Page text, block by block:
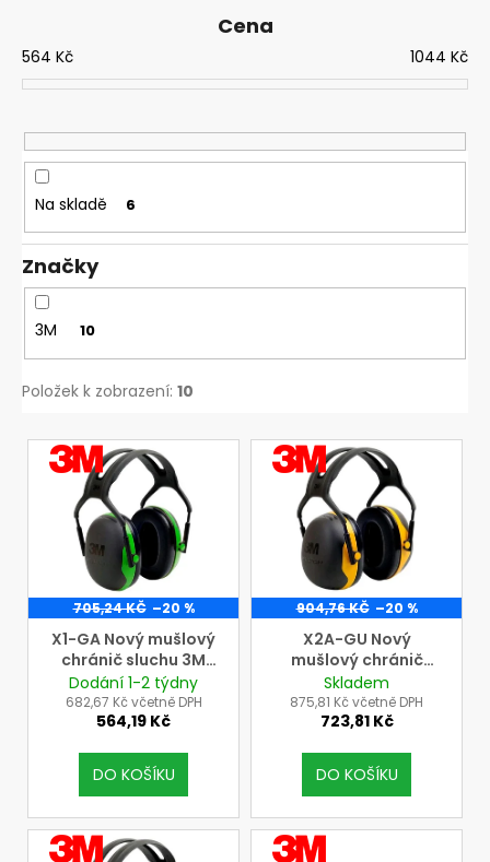
í
p
o
d
u
k
t
ů
Cena
564 Kč 1044 Kč
Na skladě 6
Značky
3M 10
Položek k zobrazení: 10
V
p
r
VÝROBCE
3M
705,24 KČ –20 %
X1-GA Nový mušlový
chránič sluchu 3M
Peltor s náhlavním
páskem
Dodání 1-2 týdny
682,67 Kč včetně DPH
564,19 Kč
DO KOŠÍKU
VÝROBCE
3M
904,76 KČ –20 %
X2A-GU Nový
mušlový chránič
sluchu 3M Peltor s
náhlavním páskem
Skladem
875,81 Kč včetně DPH
723,81 Kč
DO KOŠÍKU
VÝROBCE
3M
VÝROBCE
3M
TR-
381+
KRYT
PRO
FILTRAČNÍ
JEDNOTKY
3M
SÉRIE
TR-
300
628,30
Kč
Původně:
785,38
Kč